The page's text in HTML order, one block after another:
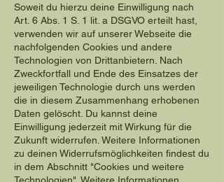
Soweit du hierzu deine Einwilligung nach
Art. 6 Abs. 1 S. 1 lit. a DSGVO erteilt hast,
verwenden wir auf unserer Webseite die
nachfolgenden Cookies und andere
Technologien von Drittanbietern. Nach
Zweckfortfall und Ende des Einsatzes der
jeweiligen Technologie durch uns werden
die in diesem Zusammenhang erhobenen
Daten gelöscht. Du kannst deine
Einwilligung jederzeit mit Wirkung für die
Zukunft widerrufen. Weitere Informationen
zu deinen Widerrufsmöglichkeiten findest du
in dem Abschnitt "Cookies und weitere